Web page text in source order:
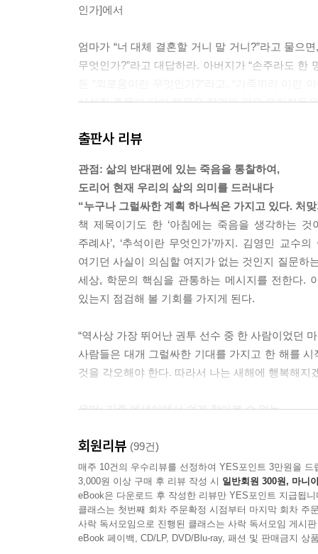
인가]에서
엄마가 “너 대체 결혼할 거니 말 거니?”라고 물으
무엇인가?”라고 대답하라. 아버지가 “손주라도 한
신성한 주문이 되어 해묵은 잡귀와 같은 오지랖들
애써 시험공부를 해서 기왕에 대학에 들어왔다면,
을 그 환한 앎에서 얻어야 한다. 세상에는 자신이
능 이후]에서
미래에 우리가 죽음을 앞두고 스스로의 삶을 평가
나 사회적 명예를 누렸느냐, 누가 오래 살았느냐
고 있느냐는 것입니다. 그럼 어떤 것이 좋은 이야
모든 이야기에 끝이 있듯이, 인생에도 끝이 있다.
산다”는 말의 의미다. [어떤 자유와 존엄을 선택할
--- 본문 중에서
출판사 리뷰
관점: 삶의 반대편에 있는 죽음을 통찰하여,
도리어 현재 우리의 삶의 의미를 드러내다
“누구나 그럴싸한 계획 하나씩은 가지고 있다. 처
책 제목이기도 한 ‘아침에는 죽음을 생각하는 것
주례사’, ‘추석이란 무엇인가’까지. 김영민 교
여기던 사실이 의심할 여지가 없는 것인지 질문하
세상, 학문의 핵심을 관통하는 메시지를 전한다.
있는지 점검해 볼 기회를 가지게 된다.
“역사상 가장 뛰어난 권투 선수 중 한 사람이었던
사람들은 대개 그럴싸한 기대를 가지고 한 해를
것을 각오해야 한다. 따라서 나는 새해에 행복해지
유머: 기존 에세이에서 쉽게 찾아볼 수 없는,
“맛없는 디저트를 먹기에 인생이 너무 짧잖아요.”
에세이스트 김영민이 독보적인 주목을 받는 이유
없는 리듬감과 유머, 해학이 깃든 단단하며 유
신랄함을 일정 수준 이상 담는 건 금기처럼 여겨
일색이었다. 하지만 김영민 교수의 글은 그 장벽
매력적으로 다가갈 수 있게끔 절묘한 리듬감을
회원리뷰 (99건)
매주 10건의 우수리뷰를 선정하여 YES포인트 3만원을 드
3,000원 이상 구매 후 리뷰 작성 시 일반회원 300원, 마니
eBook은 다운로드 후 작성한 리뷰만 YES포인트 지급됩니
클래스는 첫번째 회차 주문확정 시점부터 마지막 회차 주
사락 독서모임으로 진행된 클래스는 사락 독서모임 게시
eBook 페이백, CD/LP, DVD/Blu-ray, 패션 및 판매금지 상